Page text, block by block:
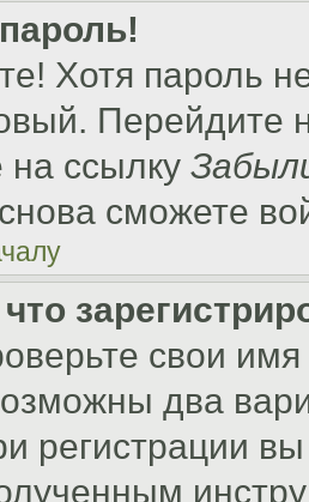
Хотя пароль
Перейдите
ссылку
сможете
свои
два
регистрации